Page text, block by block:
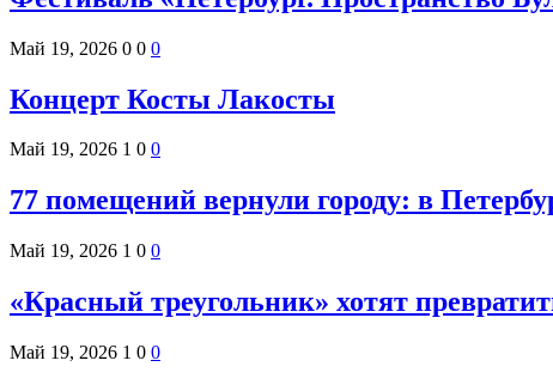
Май 19, 2026 0 0 0
Концерт Косты Лакосты
Май 19, 2026 1 0 0
77 помещений вернули городу: в
Май 19, 2026 1 0 0
«Красный треугольник» хотят
Май 19, 2026 1 0 0